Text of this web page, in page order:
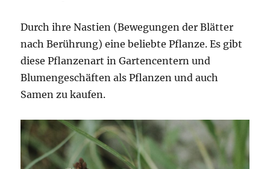
Durch ihre Nastien (Bewegungen der Blätter
nach Berührung) eine beliebte Pflanze. Es gibt
diese Pflanzenart in Gartencentern und
Blumengeschäften als Pflanzen und auch
Samen zu kaufen.